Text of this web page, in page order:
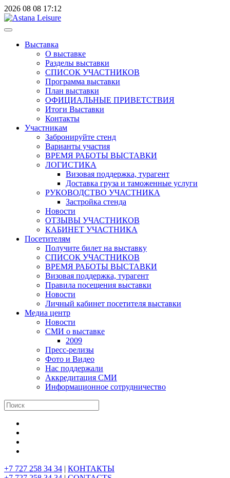
2026 08 08 17:12
Выставка
О выставке
Разделы выставки
СПИСОК УЧАСТНИКОВ
Программа выставки
План выставки
ОФИЦИАЛЬНЫЕ ПРИВЕТСТВИЯ
Итоги Выставки
Контакты
Участникам
Забронируйте стенд
Варианты участия
ВРЕМЯ РАБОТЫ ВЫСТАВКИ
ЛОГИСТИКА
Визовая поддержка, турагент
Доставка груза и таможенные услуги
РУКОВОДСТВО УЧАСТНИКА
Застройка стенда
Новости
ОТЗЫВЫ УЧАСТНИКОВ
КАБИНЕТ УЧАСТНИКА
Посетителям
Получите билет на выставку
СПИСОК УЧАСТНИКОВ
ВРЕМЯ РАБОТЫ ВЫСТАВКИ
Визовая поддержка, турагент
Правила посещения выставки
Новости
Личный кабинет посетителя выставки
Медиа центр
Новости
СМИ о выставке
2009
Пресс-релизы
Фото и Видео
Нас поддержали
Аккредитация СМИ
Информационное сотрудничество
+7 727 258 34 34 | КОНТАКТЫ